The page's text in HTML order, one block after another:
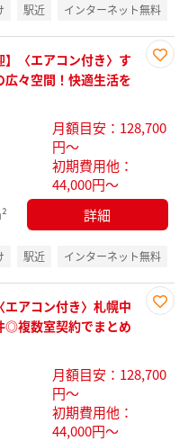
駅近 インターネット無料
録
】〈エアコン付き〉す
広々空間！快適生活を
月額目安：128,700
円～
初期費用他：
44,000円～
詳細
駅近 インターネット無料
録
エアコン付き〉札幌中
◎複数室契約でまとめ
月額目安：128,700
円～
初期費用他：
44,000円～